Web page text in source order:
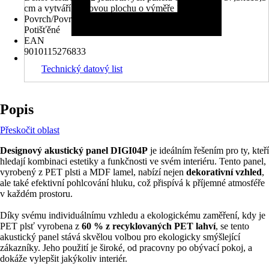
cm a vytváří celkovou plochu o výměře 1,35 m².
Povrch/Povrchová úprava
Potišťěné
EAN
9010115276833
Technický datový list
Popis
Přeskočit oblast
Designový akustický panel DIGI04P je ideálním řešením pro ty, kteří
hledají kombinaci estetiky a funkčnosti ve svém interiéru. Tento panel,
vyrobený z PET plsti a MDF lamel, nabízí nejen dekorativní vzhled,
ale také efektivní pohlcování hluku, což přispívá k příjemné atmosféře
v každém prostoru.
Díky svému individuálnímu vzhledu a ekologickému zaměření, kdy je
PET plsť vyrobena z 60 % z recyklovaných PET lahví, se tento
akustický panel stává skvělou volbou pro ekologicky smýšlející
zákazníky. Jeho použití je široké, od pracovny po obývací pokoj, a
dokáže vylepšit jakýkoliv interiér.